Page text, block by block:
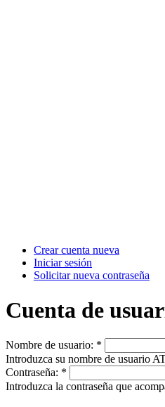
Crear cuenta nueva
Iniciar sesión
Solicitar nueva contraseña
Cuenta de
Nombre de usuario: *
Introduzca su nombre de usuario
Contraseña: *
Introduzca la contraseña que